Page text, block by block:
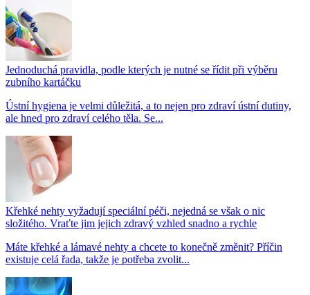
Jednoduchá pravidla, podle kterých je nutné se řídit při výběru
zubního kartáčku
Ústní hygiena je velmi důležitá, a to nejen pro zdraví ústní dutiny,
ale hned pro zdraví celého těla. Se...
Křehké nehty vyžadují speciální péči, nejedná se však o nic
složitého. Vraťte jim jejich zdravý vzhled snadno a rychle
Máte křehké a lámavé nehty a chcete to konečně změnit? Příčin
existuje celá řada, takže je potřeba zvolit...